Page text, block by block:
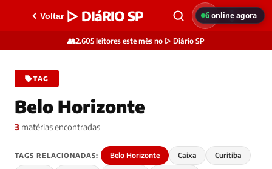
Voltar ▷ DIáRIO SP
👥2.605 leitores este mês no ▷ Diário SP
TAG
Belo Horizonte
3 matérias encontradas
TAGS RELACIONADAS: Belo Horizonte Caixa Curitiba
6online agora